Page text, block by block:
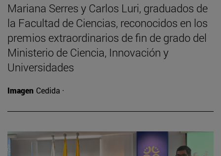
Mariana Serres y Carlos Luri, graduados de
la Facultad de Ciencias, reconocidos en los
premios extraordinarios de fin de grado del
Ministerio de Ciencia, Innovación y
Universidades
Imagen Cedida ·